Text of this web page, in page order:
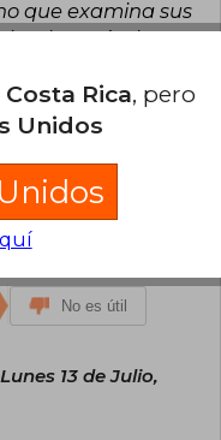
que examina sus
y la razón. la
Más que
libro propone
de lo que
invitación a
asombro, rigor y
No es útil
Lunes 13 de Julio,
Rica, pero
Unidos